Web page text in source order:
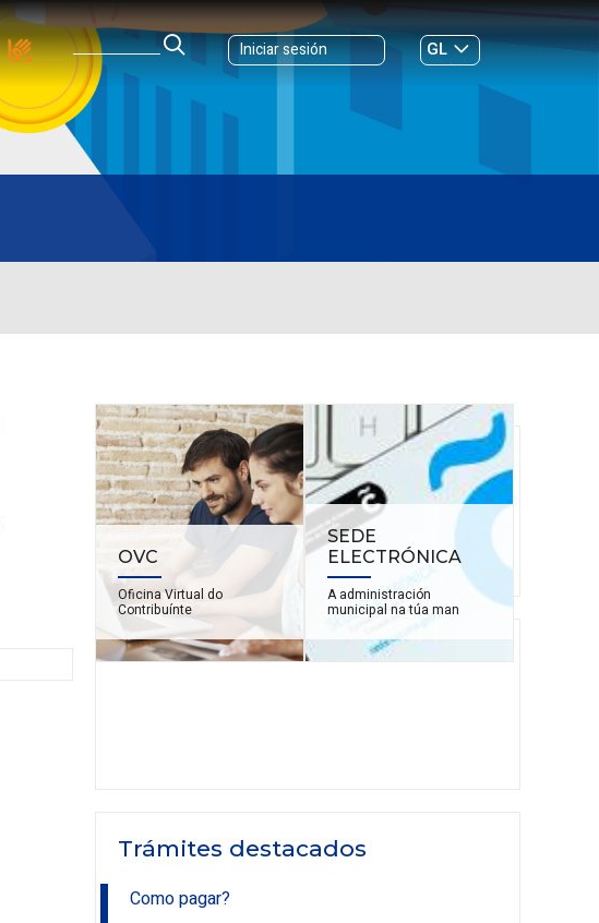
Iniciar sesión
GL
ES|
OVC
Oficina Virtual do
Contribuínte
SEDE
ELECTRÓNICA
A administración
municipal na túa man
Trámites destacados
Como pagar?